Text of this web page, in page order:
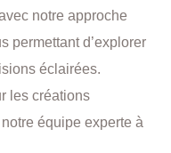
notre approche
permettant d’explorer
éclairées.
les créations
équipe experte à